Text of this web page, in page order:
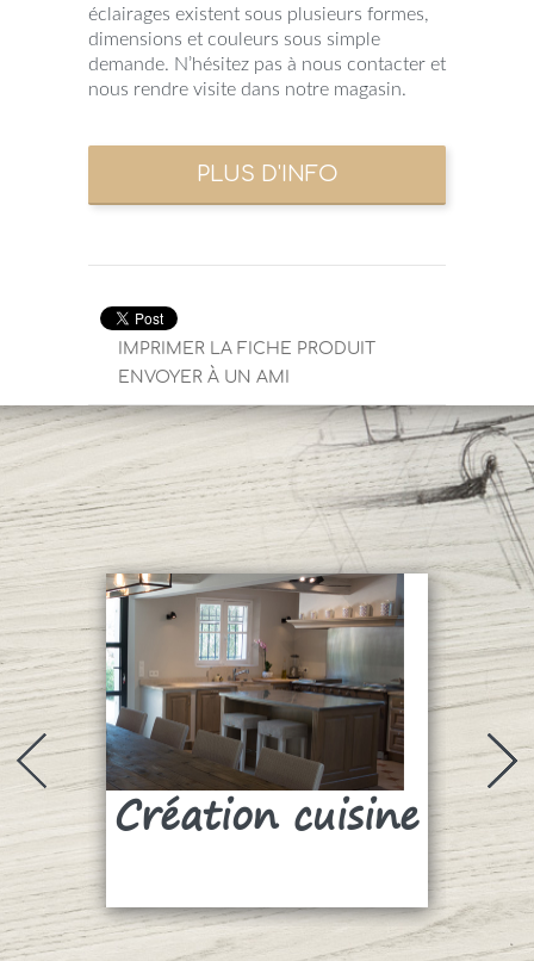
éclairages existent sous plusieurs formes,
dimensions et couleurs sous simple
demande. N’hésitez pas à nous contacter et
nous rendre visite dans notre magasin.
IMPRIMER LA FICHE PRODUIT
ENVOYER À UN AMI
Création cuisine